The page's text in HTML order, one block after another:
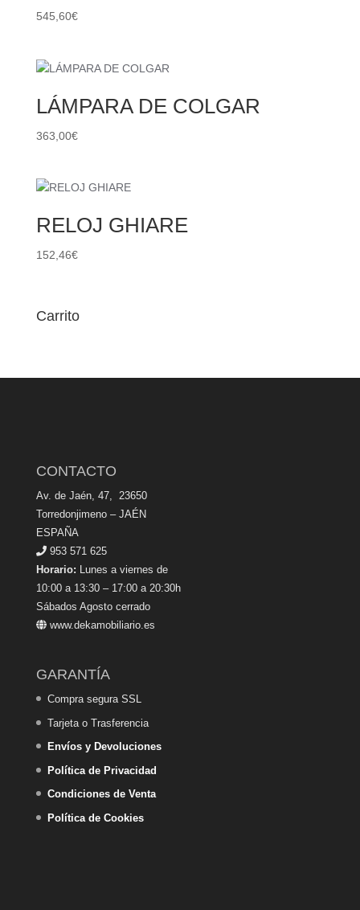
545,60€
LÁMPARA DE COLGAR
363,00€
RELOJ GHIARE
152,46€
Carrito
CONTACTO
Av. de Jaén, 47, 23650
Torredonjimeno – JAÉN
ESPAÑA
953 571 625
Horario: Lunes a viernes de
10:00 a 13:30 – 17:00 a 20:30h
Sábados Agosto cerrado
www.dekamobiliario.es
GARANTÍA
Compra segura SSL
Tarjeta o Trasferencia
Envíos y Devoluciones
Política de Privacidad
Condiciones de Venta
Política de Cookies